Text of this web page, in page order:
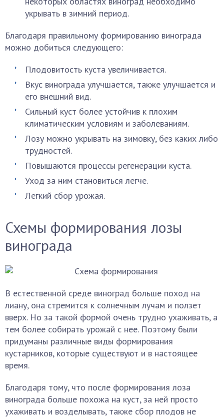
укрывать в зимний период.
Благодаря правильному формированию винограда
можно добиться следующего:
Плодовитость куста увеличивается.
Вкус винограда улучшается, также улучшается и
его внешний вид.
Сильный куст более устойчив к плохим
климатическим условиям и заболеваниям.
Лозу можно укрывать на зимовку, без каких либо
трудностей.
Повышаются процессы регенерации куста.
Уход за ним становиться легче.
Легкий сбор урожая.
Схемы формирования лозы
винограда
В естественной среде виноград больше поход на
лиану, она стремится к солнечным лучам и ползет
вверх. Но за такой формой очень трудно ухаживать, а
тем более собирать урожай с нее. Поэтому были
придуманы различные виды формирования
кустарников, которые существуют и в настоящее
время.
Благодаря тому, что после формирования лоза
винограда больше похожа на куст, за ней просто
ухаживать и возделывать, также сбор плодов не